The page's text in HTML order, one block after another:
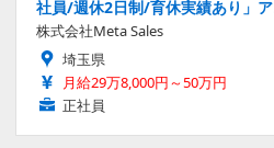
社員/週休2日制/育休実績あり」
株式会社Meta Sales
埼玉県
月給29万8,000円～50万円
正社員